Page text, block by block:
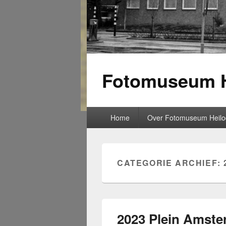
Fotomuseum
Primair Home Over Fotomuseum
CATEGORIE ARCHIEF:
2023 Plein